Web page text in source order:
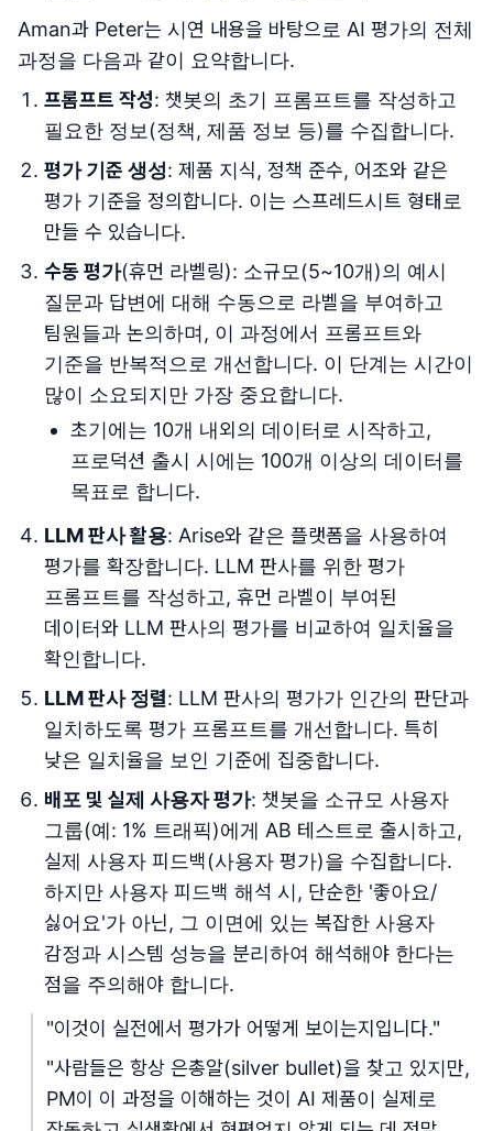
Aman과 Peter는 시연 내용을 바탕으로 AI 평가의 전체
과정을 다음과 같이 요약합니다.
프롬프트 작성: 챗봇의 초기 프롬프트를 작성하고
필요한 정보(정책, 제품 정보 등)를 수집합니다.
평가 기준 생성: 제품 지식, 정책 준수, 어조와 같은
평가 기준을 정의합니다. 이는 스프레드시트 형태로
만들 수 있습니다.
수동 평가(휴먼 라벨링): 소규모(5~10개)의 예시
질문과 답변에 대해 수동으로 라벨을 부여하고
팀원들과 논의하며, 이 과정에서 프롬프트와
기준을 반복적으로 개선합니다. 이 단계는 시간이
많이 소요되지만 가장 중요합니다.
초기에는 10개 내외의 데이터로 시작하고,
프로덕션 출시 시에는 100개 이상의 데이터를
목표로 합니다.
LLM 판사 활용: Arise와 같은 플랫폼을 사용하여
평가를 확장합니다. LLM 판사를 위한 평가
프롬프트를 작성하고, 휴먼 라벨이 부여된
데이터와 LLM 판사의 평가를 비교하여 일치율을
확인합니다.
LLM 판사 정렬: LLM 판사의 평가가 인간의 판단과
일치하도록 평가 프롬프트를 개선합니다. 특히
낮은 일치율을 보인 기준에 집중합니다.
배포 및 실제 사용자 평가: 챗봇을 소규모 사용자
그룹(예: 1% 트래픽)에게 AB 테스트로 출시하고,
실제 사용자 피드백(사용자 평가)을 수집합니다.
하지만 사용자 피드백 해석 시, 단순한 '좋아요/
싫어요'가 아닌, 그 이면에 있는 복잡한 사용자
감정과 시스템 성능을 분리하여 해석해야 한다는
점을 주의해야 합니다.
"이것이 실전에서 평가가 어떻게 보이는지입니다."
"사람들은 항상 은총알(silver bullet)을 찾고 있지만,
PM이 이 과정을 이해하는 것이 AI 제품이 실제로